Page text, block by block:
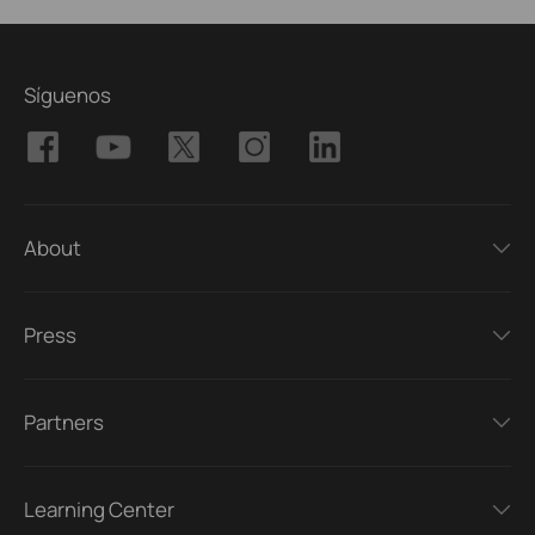
Síguenos
About
Press
Partners
Learning Center